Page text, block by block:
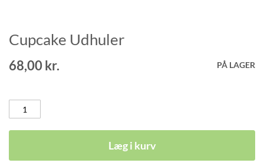
Gå
til
starten
af
Cupcake Udhuler
68,00 kr. PÅ LAGER
Læg i kurv